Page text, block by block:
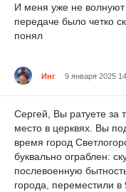
И меня уже не волнуют
передаче было четко
понял
Инг 9 января 2025
Сергей, Вы ратуете за
место в церквях. Вы
время город
буквально ограблен:
послевоенную
города, переместили в